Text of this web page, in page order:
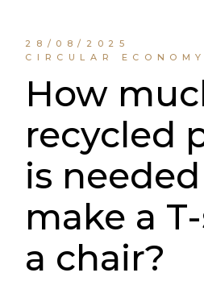
28/08/2025
CIRCULAR ECONOMY
How
recycled
is
make a
a chair?